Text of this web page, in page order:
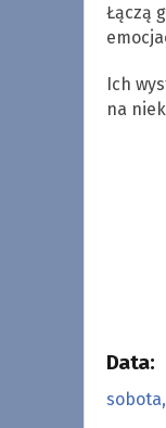
Łączą
Ich
na
Data: